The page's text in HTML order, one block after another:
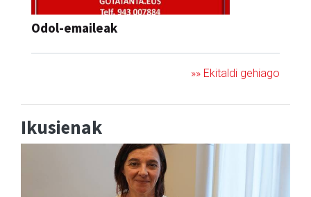
Odol-emaileak
»» Ekitaldi gehiago
Ikusienak